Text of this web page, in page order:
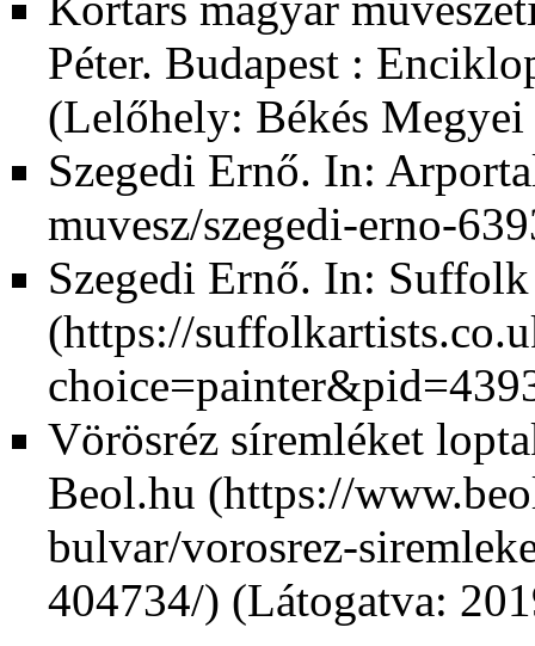
Péter. Budapest :
(Lelőhely: Békés
Szegedi Ernő. In:
Szegedi Ernő. In:
Vörösréz síremléket
Beol.hu
(Látogatva: